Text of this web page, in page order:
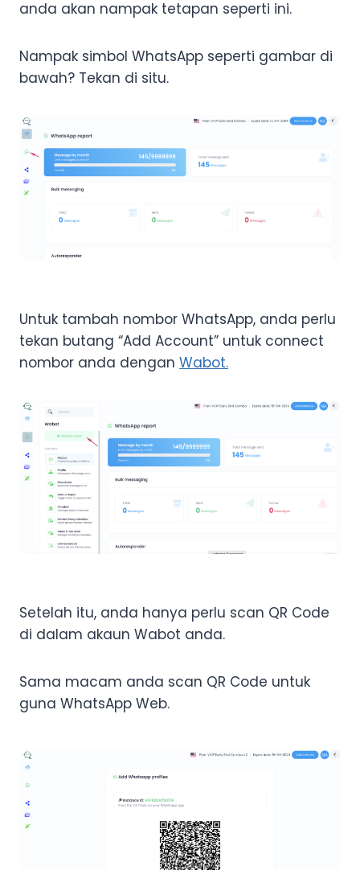
anda akan nampak tetapan seperti ini.
Nampak simbol WhatsApp seperti gambar di
bawah? Tekan di situ.
Untuk tambah nombor WhatsApp, anda perlu
tekan butang “Add Account” untuk connect
nombor anda dengan Wabot.
Setelah itu, anda hanya perlu scan QR Code
di dalam akaun Wabot anda.
Sama macam anda scan QR Code untuk
guna WhatsApp Web.